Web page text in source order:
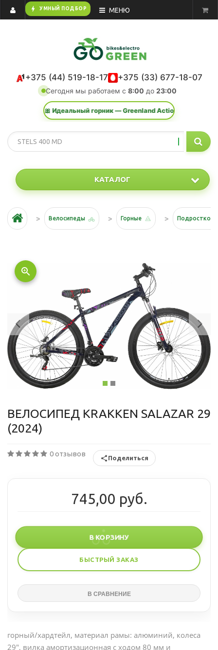
bolt УМНЫЙ ПОДБОР МЕНЮ
+375 (44) 519-18-17 +375 (33) 677-18-07
Сегодня мы работаем с 8:00 до 23:00
🎀 Идеальный горник — Greenland Action K 29 2.0. Хит
КАТАЛОГ
Велосипеды Горные
Previous
zoom_in
ВЕЛОСИПЕД KRAKKEN SALAZAR 29
(2024)
0 отзывов Поделиться
745,00 руб.
В КОРЗИНУ
БЫСТРЫЙ ЗАКАЗ
горный/хардтейл, материал рамы: алюминий, колеса
29", вилка амортизационная с ходом 80 мм и